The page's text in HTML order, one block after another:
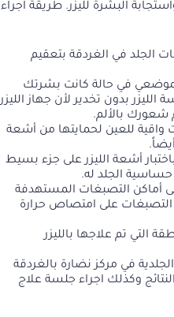
البشرة لليزر. طريقة اجراء
الجلد في الغردقة بتعقيم
في حالة كانت بشرتك
بدون تخدير لأن جهاز الليزر
شعورك بالألم.
للعين لحمايتها من أشعة
أشعة الليزر على جزء بسيط
حساسية الجلد له.
أماكن التصبغات المستهدفة
التصبغات على امتصاص حرارة
التي تم علاجها بالليزر
في مركز نضارة بالغردقة
وكذلك اجراء جلسة علاج